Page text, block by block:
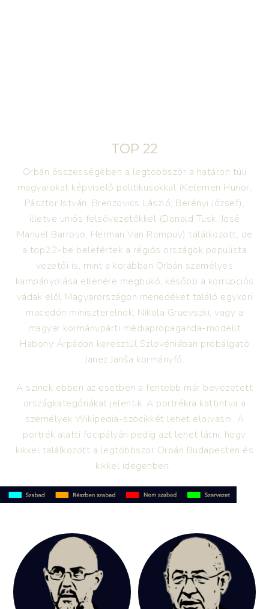
TOP 22
Orbán összességében a legtöbbször a határon túli
magyarokat képviselő politikusokkal (Kelemen Hunor,
Pásztor István, Brenzovics László, Berényi József),
illetve uniós felsővezetőkkel (Donald Tusk, José
Manuel Barroso, Herman Van Rompuy) találkozott, de
a top22-be belefértek a régiós országok populista
vezetői is, mint a korábban Orbán személyes
kampányolása ellenére megbukó, később a korrupciós
vádak elől Magyarországon menedéket találó egykori
macedón miniszterelnök, Nikola Gruevszki, vagy a
magyar kormánypárti médiapropaganda-modellt
Habony Árpádon keresztül Szlovéniában próbálgató
Janez Janša kormányfő.
A színek ebben az esetben a fentebb már bevezetett
országkategóriákat jelentik. A portrékra kattintva a
személyek Wikipedia-szócikkét lehet elolvasni. A
portrék alatti focipályán pedig azt lehet látni, hogy
kikkel találkozott a legtöbbször Orbán Budapesten és
kikkel idegenben.